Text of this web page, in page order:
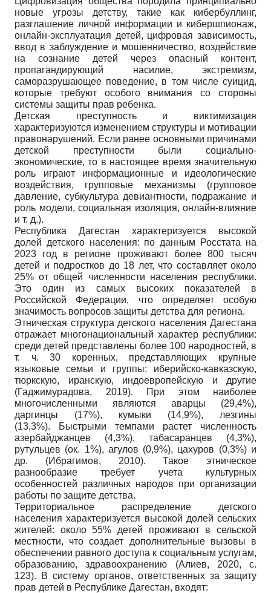
новые угрозы детству, такие как кибербуллинг,
разглашение личной информации и кибершпионаж,
онлайн-эксплуатация детей, цифровая зависимость,
ввод в заблуждение и мошенничество, воздействие
на сознание детей через опасный контент,
пропагандирующий насилие, экстремизм,
саморазрушающее поведение, в том числе суицид,
которые требуют особого внимания со стороны
системы защиты прав ребенка.
Детская преступность и виктимизация
характеризуются изменением структуры и мотивации
правонарушений. Если ранее основными причинами
детской преступности были социально-
экономические, то в настоящее время значительную
роль играют информационные и идеологические
воздействия, групповые механизмы (групповое
давление, субкультура девиантности, подражание и
роль модели, социальная изоляция, онлайн-влияние
и т. д.).
Республика Дагестан характеризуется высокой
долей детского населения: по данным Росстата на
2023 год в регионе проживают более 800 тысяч
детей и подростков до 18 лет, что составляет около
25% от общей численности населения республики.
Это один из самых высоких показателей в
Российской Федерации, что определяет особую
значимость вопросов защиты детства для региона.
Этническая структура детского населения Дагестана
отражает многонациональный характер республики:
среди детей представлены более 100 народностей, в
т. ч. 30 коренных, представляющих крупные
языковые семьи и группы: иберийско-кавказскую,
тюркскую, иранскую, индоевропейскую и другие
(Гаджимурадова, 2019). При этом наиболее
многочисленными являются аварцы (29,4%),
даргинцы (17%), кумыки (14,9%), лезгины
(13,3%). Быстрыми темпами растет численность
азербайджанцев (4,3%), табасаранцев (4,3%),
рутульцев (ок. 1%), агулов (0,9%), цахуров (0,3%) и
др. (Ибрагимов, 2010). Такое этническое
разнообразие требует учета культурных
особенностей различных народов при организации
работы по защите детства.
Территориальное распределение детского
населения характеризуется высокой долей сельских
жителей: около 55% детей проживают в сельской
местности, что создает дополнительные вызовы в
обеспечении равного доступа к социальным услугам,
образованию, здравоохранению (Алиев, 2020, с.
123). В систему органов, ответственных за защиту
прав детей в Республике Дагестан, входят: